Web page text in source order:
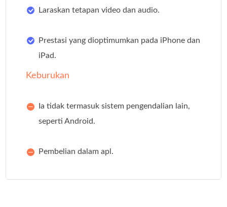
Laraskan tetapan video dan audio.
Prestasi yang dioptimumkan pada iPhone dan
iPad.
Keburukan
Ia tidak termasuk sistem pengendalian lain,
seperti Android.
Pembelian dalam apl.